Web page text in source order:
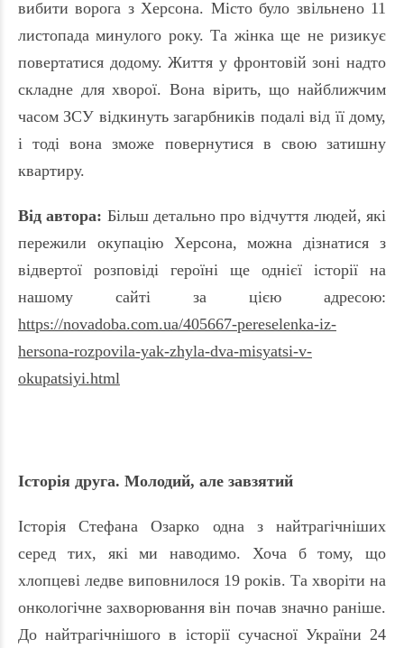
вибити ворога з Херсона. Місто було звільнено 11
листопада минулого року. Та жінка ще не ризикує
повертатися додому. Життя у фронтовій зоні надто
складне для хворої. Вона вірить, що найближчим
часом ЗСУ відкинуть загарбників подалі від її дому,
і тоді вона зможе повернутися в свою затишну
квартиру.
Від автора: Більш детально про відчуття людей, які
пережили окупацію Херсона, можна дізнатися з
відвертої розповіді героїні ще однієї історії на
нашому сайті за цією адресою:
https://novadoba.com.ua/405667-pereselenka-iz-
hersona-rozpovila-yak-zhyla-dva-misyatsi-v-
okupatsiyi.html
Історія друга. Молодий, але завзятий
Історія Стефана Озарко одна з найтрагічніших
серед тих, які ми наводимо. Хоча б тому, що
хлопцеві ледве виповнилося 19 років. Та хворіти на
онкологічне захворювання він почав значно раніше.
До найтрагічнішого в історії сучасної України 24